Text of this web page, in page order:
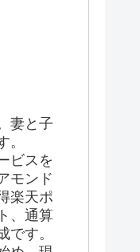
妻と子
。
ビスを
モンド
楽天ポ
、通算
です。